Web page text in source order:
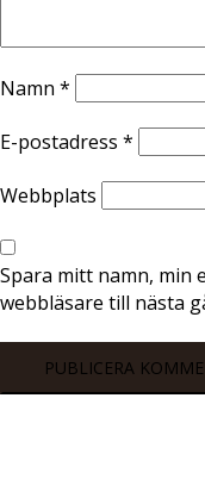
Namn *
E-postadress *
Webbplats
Spara mitt namn, min
webbläsare till nästa